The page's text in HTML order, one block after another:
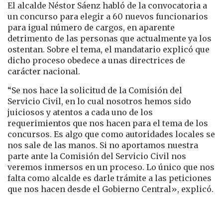
El alcalde Néstor Sáenz habló de la convocatoria a
un concurso para elegir a 60 nuevos funcionarios
para igual número de cargos, en aparente
detrimento de las personas que actualmente ya los
ostentan. Sobre el tema, el mandatario explicó que
dicho proceso obedece a unas directrices de
carácter nacional.
“Se nos hace la solicitud de la Comisión del
Servicio Civil, en lo cual nosotros hemos sido
juiciosos y atentos a cada uno de los
requerimientos que nos hacen para el tema de los
concursos. Es algo que como autoridades locales se
nos sale de las manos. Si no aportamos nuestra
parte ante la Comisión del Servicio Civil nos
veremos inmersos en un proceso. Lo único que nos
falta como alcalde es darle trámite a las peticiones
que nos hacen desde el Gobierno Central», explicó.